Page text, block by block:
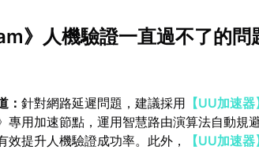
》人機驗證一直過不了的問
：針對網路延遲問題，建議採用 【UU加速
專用加速節點，運用智慧路由演算法自動規
效提升人機驗證成功率。此外，
【UU加速器